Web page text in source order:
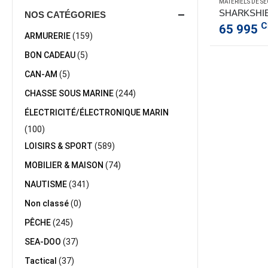
65 995
NOS CATÉGORIES
ARMURERIE(159)
BON CADEAU(5)
CAN-AM (5)
CHASSE SOUS MARINE(244)
ÉLECTRICITÉ/ÉLECTRONIQUE MARIN
(100)
LOISIRS & SPORT (589)
MOBILIER & MAISON (74)
NAUTISME(341)
Non classé(0)
PÊCHE(245)
SEA-DOO (37)
Tactical (37)